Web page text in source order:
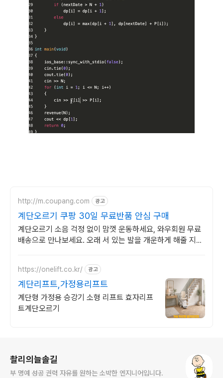
http://m.coupang.com 광고
계단오르기 쿠팡 30일 무료반품 안심 구매
계단오르기 소음 걱정 없이 맘껏 운동하세요, 와우회원 무료
배송으로 만나보세요. 오래 서 있는 발을 개운하게 해줄 지압
https://onelift.co.kr/ 광고
계단리프트,가정용리프트
계단형 가정용 승강기 소형 리프트 효자리프
트계단오르기
촬리의늘솔길
부 명예 성공 권력 자유를 원하는 소박한 엔지니어입니다.